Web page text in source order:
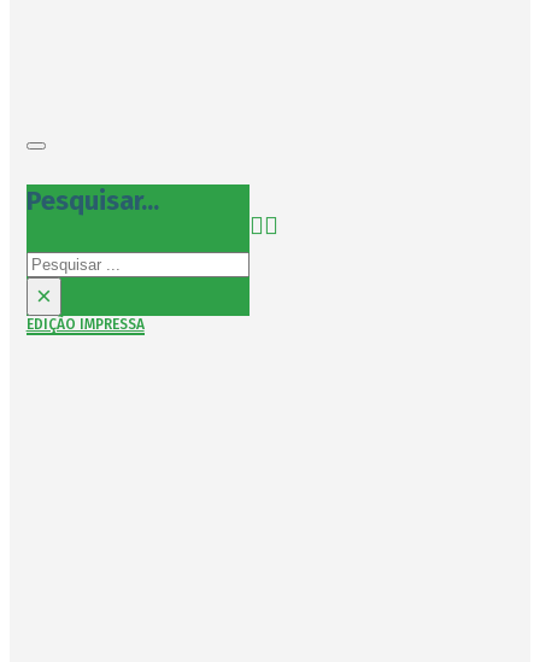
Pesquisar...
Pesquisar
×
EDIÇÃO IMPRESSA